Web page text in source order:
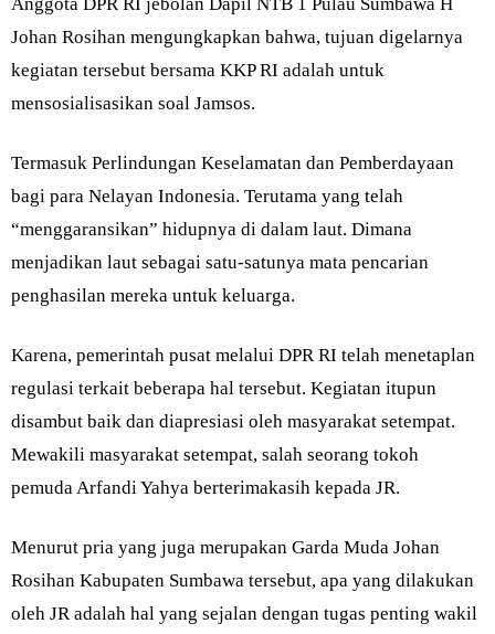
Johan Rosihan mengungkapkan bahwa, tujuan digelarnya
kegiatan tersebut bersama KKP RI adalah untuk
mensosialisasikan soal Jamsos.
Termasuk Perlindungan Keselamatan dan Pemberdayaan
bagi para Nelayan Indonesia. Terutama yang telah
“menggaransikan” hidupnya di dalam laut. Dimana
menjadikan laut sebagai satu-satunya mata pencarian
penghasilan mereka untuk keluarga.
Karena, pemerintah pusat melalui DPR RI telah menetaplan
regulasi terkait beberapa hal tersebut. Kegiatan itupun
disambut baik dan diapresiasi oleh masyarakat setempat.
Mewakili masyarakat setempat, salah seorang tokoh
pemuda Arfandi Yahya berterimakasih kepada JR.
Menurut pria yang juga merupakan Garda Muda Johan
Rosihan Kabupaten Sumbawa tersebut, apa yang dilakukan
oleh JR adalah hal yang sejalan dengan tugas penting wakil